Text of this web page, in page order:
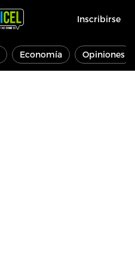
Inscribirse
Economía Opiniones